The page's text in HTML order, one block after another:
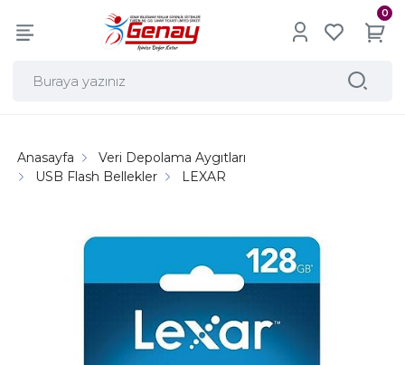
0
Anasayfa
Veri Depolama Aygıtları
USB Flash Bellekler
LEXAR